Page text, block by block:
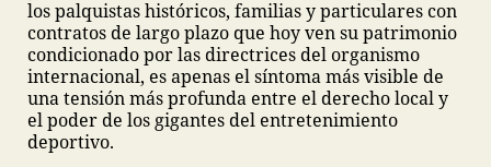
los palquistas históricos, familias y particulares con
contratos de largo plazo que hoy ven su patrimonio
condicionado por las directrices del organismo
internacional, es apenas el síntoma más visible de
una tensión más profunda entre el derecho local y
el poder de los gigantes del entretenimiento
deportivo.